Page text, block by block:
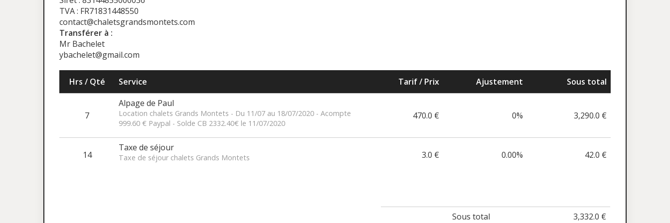
TVA : FR71831448550
contact@chaletsgrandsmontets.com
Transférer à :
Mr Bachelet
ybachelet@gmail.com
Hrs / Qté Service Tarif / Prix Ajustement Sous total
7
Alpage de Paul
Location chalets Grands Montets - Du 11/07 au 18/07/2020 - Acompte
999.60 € Paypal - Solde CB 2332.40€ le 11/07/2020
470.0 € 0% 3,290.0 €
14
Taxe de séjour
Taxe de séjour chalets Grands Montets 3.0 € 0.00% 42.0 €
Sous total 3,332.0 €